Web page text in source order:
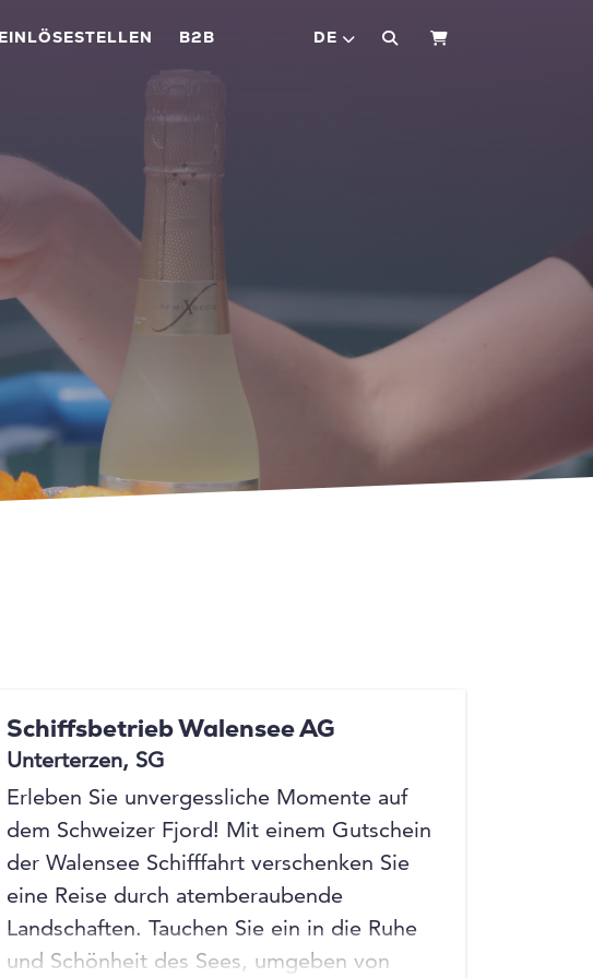
EINLÖSESTELLEN B2B DE WARENKORB
Schiffsbetrieb Walensee AG
Unterterzen, SG
Erleben Sie unvergessliche Momente auf
dem Schweizer Fjord! Mit einem Gutschein
der Walensee Schifffahrt verschenken Sie
eine Reise durch atemberaubende
Landschaften. Tauchen Sie ein in die Ruhe
und Schönheit des Sees, umgeben von